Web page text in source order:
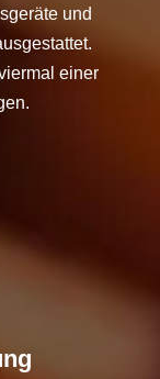
und
einer